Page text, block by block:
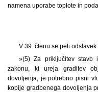
namena uporabe toplote in
V 39. členu se peti
»(5) Za priključitev stavb
zakonu, ki ureja graditev
dovoljenja, je potrebno pisni
kopije gradbenega dovoljenja